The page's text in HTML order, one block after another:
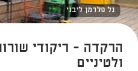
גל פלדמן ליבני
הרקדה - ריקודי
ולטיניים